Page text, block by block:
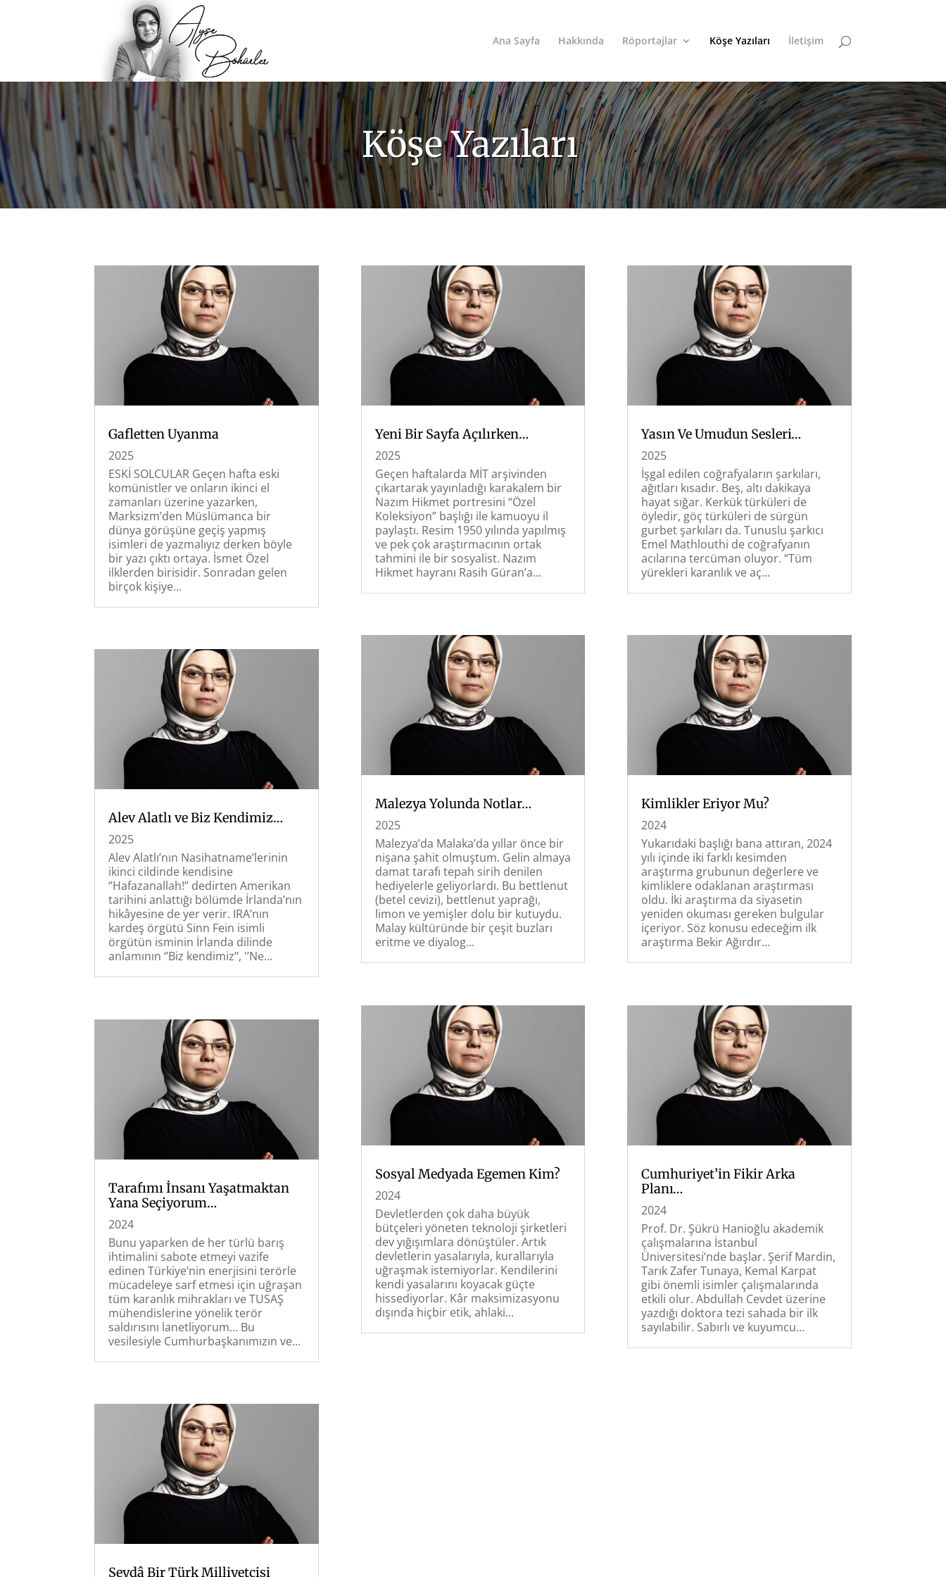
Ana Sayfa Hakkında Röportajlar Köşe Yazıları İletişim
Köşe Yazıları
Gafletten Uyanma
2025
ESKİ SOLCULAR Geçen hafta eski
komünistler ve onların ikinci el
zamanları üzerine yazarken,
Marksizm’den Müslümanca bir
dünya görüşüne geçiş yapmış
isimleri de yazmalıyız derken böyle
bir yazı çıktı ortaya. İsmet Özel
ilklerden birisidir. Sonradan gelen
birçok kişiye...
Alev Alatlı ve Biz Kendimiz…
2025
Alev Alatlı’nın Nasihatname’lerinin
ikinci cildinde kendisine
‘’Hafazanallah!’’ dedirten Amerikan
tarihini anlattığı bölümde İrlanda’nın
hikâyesine de yer verir. IRA’nın
kardeş örgütü Sinn Fein isimli
örgütün isminin İrlanda dilinde
anlamının ‘’Biz kendimiz’’, '’Ne...
Tarafımı İnsanı Yaşatmaktan
Yana Seçiyorum…
2024
Bunu yaparken de her türlü barış
ihtimalini sabote etmeyi vazife
edinen Türkiye’nin enerjisini terörle
mücadeleye sarf etmesi için uğraşan
tüm karanlık mihrakları ve TUSAŞ
mühendislerine yönelik terör
saldırısını lanetliyorum… Bu
vesilesiyle Cumhurbaşkanımızın ve...
Şeydâ Bir Türk Milliyetçisi
Yeni Bir Sayfa Açılırken…
2025
Geçen haftalarda MİT arşivinden
çıkartarak yayınladığı karakalem bir
Nazım Hikmet portresini “Özel
Koleksiyon” başlığı ile kamuoyu il
paylaştı. Resim 1950 yılında yapılmış
ve pek çok araştırmacının ortak
tahmini ile bir sosyalist. Nazım
Hikmet hayranı Rasih Güran’a...
Malezya Yolunda Notlar…
2025
Malezya’da Malaka’da yıllar önce bir
nişana şahit olmuştum. Gelin almaya
damat tarafı tepah sirih denilen
hediyelerle geliyorlardı. Bu bettlenut
(betel cevizi), bettlenut yaprağı,
limon ve yemişler dolu bir kutuydu.
Malay kültüründe bir çeşit buzları
eritme ve diyalog...
Sosyal Medyada Egemen Kim?
2024
Devletlerden çok daha büyük
bütçeleri yöneten teknoloji şirketleri
dev yığışımlara dönüştüler. Artık
devletlerin yasalarıyla, kurallarıyla
uğraşmak istemiyorlar. Kendilerini
kendi yasalarını koyacak güçte
hissediyorlar. Kâr maksimizasyonu
dışında hiçbir etik, ahlaki...
Yasın Ve Umudun Sesleri…
2025
İşgal edilen coğrafyaların şarkıları,
ağıtları kısadır. Beş, altı dakikaya
hayat sığar. Kerkük türküleri de
öyledir, göç türküleri de sürgün
gurbet şarkıları da. Tunuslu şarkıcı
Emel Mathlouthi de coğrafyanın
acılarına tercüman oluyor. “Tüm
yürekleri karanlık ve aç...
Kimlikler Eriyor Mu?
2024
Yukarıdaki başlığı bana attıran, 2024
yılı içinde iki farklı kesimden
araştırma grubunun değerlere ve
kimliklere odaklanan araştırması
oldu. İki araştırma da siyasetin
yeniden okuması gereken bulgular
içeriyor. Söz konusu edeceğim ilk
araştırma Bekir Ağırdır...
Cumhuriyet’in Fikir Arka
Planı…
2024
Prof. Dr. Şükrü Hanioğlu akademik
çalışmalarına İstanbul
Üniversitesi’nde başlar. Şerif Mardin,
Tarık Zafer Tunaya, Kemal Karpat
gibi önemli isimler çalışmalarında
etkili olur. Abdullah Cevdet üzerine
yazdığı doktora tezi sahada bir ilk
sayılabilir. Sabırlı ve kuyumcu...